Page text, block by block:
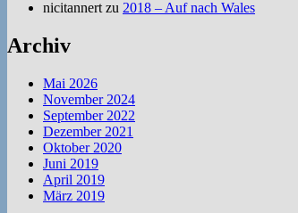
nicitannert zu 2018 – Auf nach Wales
Archiv
Mai 2026
November 2024
September 2022
Dezember 2021
Oktober 2020
Juni 2019
April 2019
März 2019